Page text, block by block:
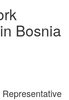
Bosnia